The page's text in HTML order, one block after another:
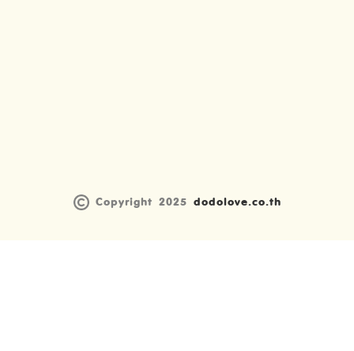
Copyright 2025 dodolove.co.th